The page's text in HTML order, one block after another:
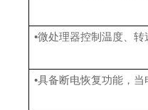
•微处理器控制温度、
•具备断电恢复功能，